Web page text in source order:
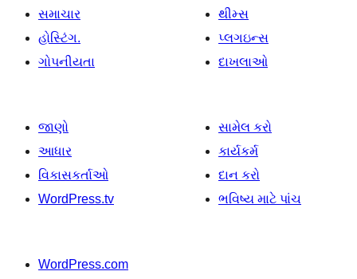
સમાચાર
હોસ્ટિંગ.
ગોપનીયતા
થીમ્સ
પ્લગઇન્સ
દાખલાઓ
જાણો
આધાર
વિકાસકર્તાઓ
WordPress.tv
સામેલ કરો
કાર્યકર્મ
દાન કરો
ભવિષ્ય માટે પાંચ
WordPress.com